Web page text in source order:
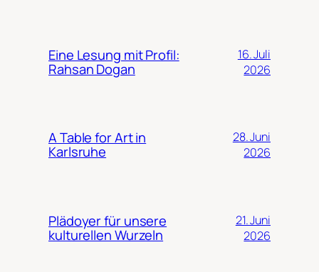
Eine Lesung mit Profil:
Rahsan Dogan
16. Juli
2026
A Table for Art in
Karlsruhe
28. Juni
2026
Plädoyer für unsere
kulturellen Wurzeln
21. Juni
2026